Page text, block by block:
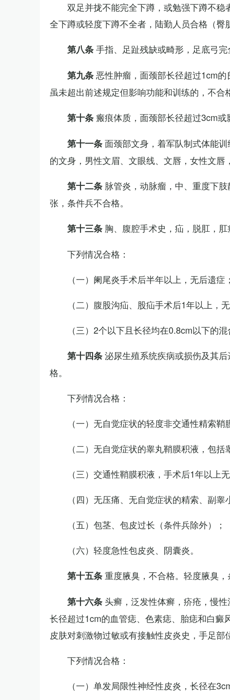
双足并拢不能完全下蹲，或勉强下蹲不
全下蹲或轻度下蹲不全者，陆勤人员合格（臀
第八条手指、足趾残缺或畸形，足底弓
第九条恶性肿瘤，面颈部长径超过1cm
虽未超出前述规定但影响功能和训练的，不合
第十条 瘢痕体质，面颈部长径超过3cm或
第十一条面颈部文身，着军队制式体能
的文身，男性文眉、文眼线、文唇，女性文唇
第十二条 脉管炎，动脉瘤，中、重度下
张，条件兵不合格。
第十三条 胸、腹腔手术史，疝，脱肛，
下列情况合格：
（一）阑尾炎手术后半年以上，无后遗症；
（二）腹股沟疝、股疝手术后1年以上，
（三）2个以下且长径均在0.8cm以下的混
第十四条泌尿生殖系统疾病或损伤及其
格。
下列情况合格：
（一）无自觉症状的轻度非交通性精索
（二）无自觉症状的睾丸鞘膜积液，包
（三）交通性鞘膜积液，手术后1年以上
（四）无压痛、无自觉症状的精索、副
（五）包茎、包皮过长（条件兵除外）；
（六）轻度急性包皮炎、阴囊炎。
第十五条重度腋臭，不合格。轻度腋臭，
第十六条 头癣，泛发性体癣，疥疮，慢
长径超过1cm的血管痣、色素痣、胎痣和白癜
皮肤对刺激物过敏或有接触性皮炎史，手足部
下列情况合格：
（一）单发局限性神经性皮炎，长径在